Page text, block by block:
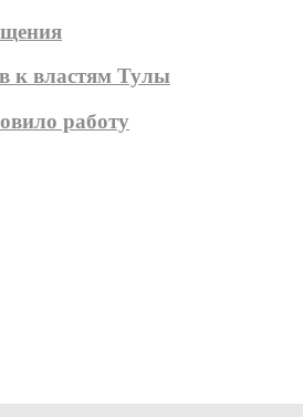
к властям Тулы
работу